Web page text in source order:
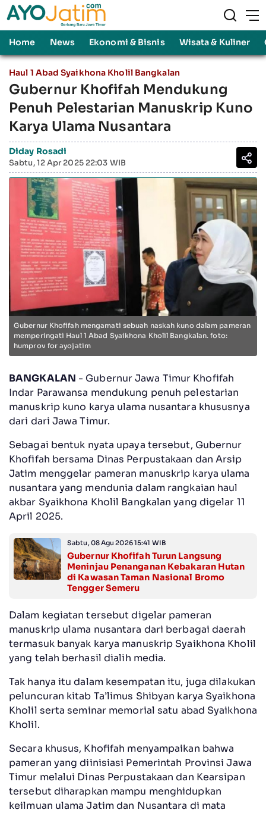
Home News Ekonomi & Bisnis Wisata & Kuliner
Haul 1 Abad Syaikhona Kholil Bangkalan
Gubernur Khofifah Mendukung
Penuh Pelestarian Manuskrip Kuno
Karya Ulama Nusantara
Diday Rosadi
Sabtu, 12 Apr 2025 22:03 WIB
Gubernur Khofifah mengamati sebuah naskah kuno dalam pameran
memperingati Haul 1 Abad Syaikhona Kholil Bangkalan. foto:
humprov for ayojatim
BANGKALAN - Gubernur Jawa Timur Khofifah
Indar Parawansa mendukung penuh pelestarian
manuskrip kuno karya ulama nusantara khususnya
dari dari Jawa Timur.
Sebagai bentuk nyata upaya tersebut, Gubernur
Khofifah bersama Dinas Perpustakaan dan Arsip
Jatim menggelar pameran manuskrip karya ulama
nusantara yang mendunia dalam rangkaian haul
akbar Syaikhona Kholil Bangkalan yang digelar 11
April 2025.
Sabtu, 08 Agu 2026 15:41 WIB
Gubernur Khofifah Turun Langsung
Meninjau Penanganan Kebakaran Hutan
di Kawasan Taman Nasional Bromo
Tengger Semeru
Dalam kegiatan tersebut digelar pameran
manuskrip ulama nusantara dari berbagai daerah
termasuk banyak karya manuskrip Syaikhona Kholil
yang telah berhasil dialih media.
Tak hanya itu dalam kesempatan itu, juga dilakukan
peluncuran kitab Ta’limus Shibyan karya Syaikhona
Kholil serta seminar memorial satu abad Syaikhona
Kholil.
Secara khusus, Khofifah menyampaikan bahwa
pameran yang diinisiasi Pemerintah Provinsi Jawa
Timur melalui Dinas Perpustakaan dan Kearsipan
tersebut diharapkan mampu menghidupkan
keilmuan ulama Jatim dan Nusantara di mata